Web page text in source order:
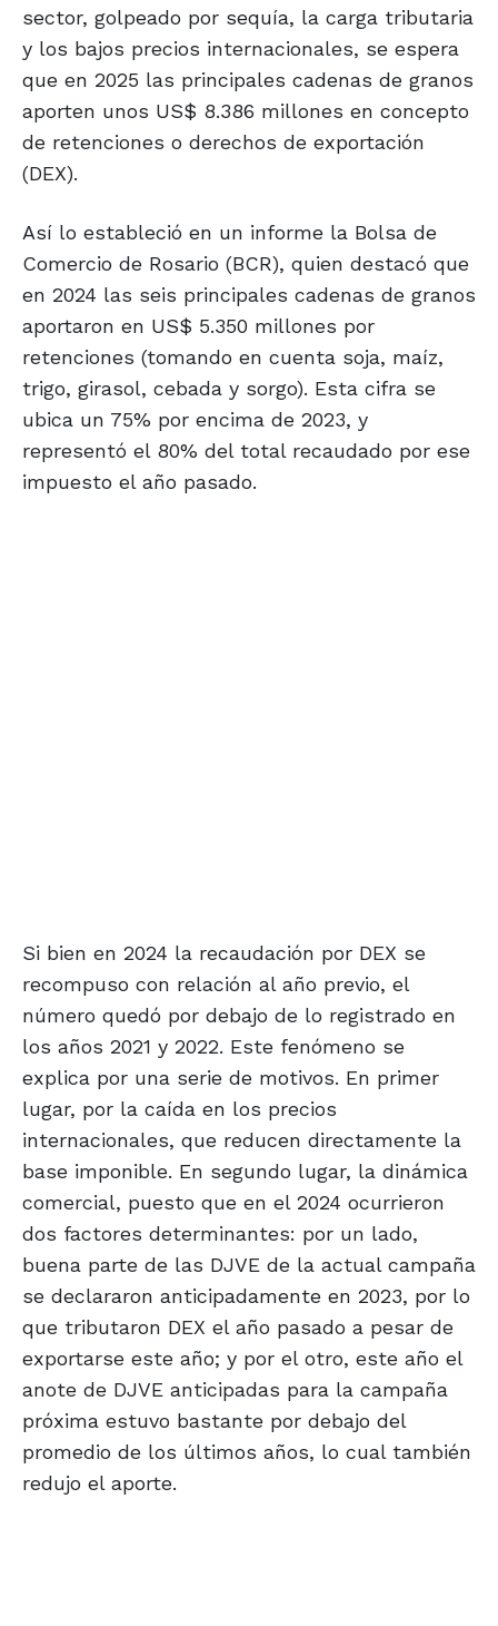
sector, golpeado por sequía, la carga tributaria
y los bajos precios internacionales, se espera
que en 2025 las principales cadenas de granos
aporten unos US$ 8.386 millones en concepto
de retenciones o derechos de exportación
(DEX).
Así lo estableció en un informe la Bolsa de
Comercio de Rosario (BCR), quien destacó que
en 2024 las seis principales cadenas de granos
aportaron en US$ 5.350 millones por
retenciones (tomando en cuenta soja, maíz,
trigo, girasol, cebada y sorgo). Esta cifra se
ubica un 75% por encima de 2023, y
representó el 80% del total recaudado por ese
impuesto el año pasado.
Si bien en 2024 la recaudación por DEX se
recompuso con relación al año previo, el
número quedó por debajo de lo registrado en
los años 2021 y 2022. Este fenómeno se
explica por una serie de motivos. En primer
lugar, por la caída en los precios
internacionales, que reducen directamente la
base imponible. En segundo lugar, la dinámica
comercial, puesto que en el 2024 ocurrieron
dos factores determinantes: por un lado,
buena parte de las DJVE de la actual campaña
se declararon anticipadamente en 2023, por lo
que tributaron DEX el año pasado a pesar de
exportarse este año; y por el otro, este año el
anote de DJVE anticipadas para la campaña
próxima estuvo bastante por debajo del
promedio de los últimos años, lo cual también
redujo el aporte.